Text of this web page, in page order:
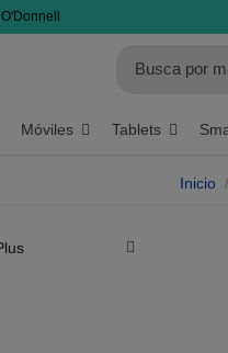
O'Donnell
Móviles Tablets
Inicio